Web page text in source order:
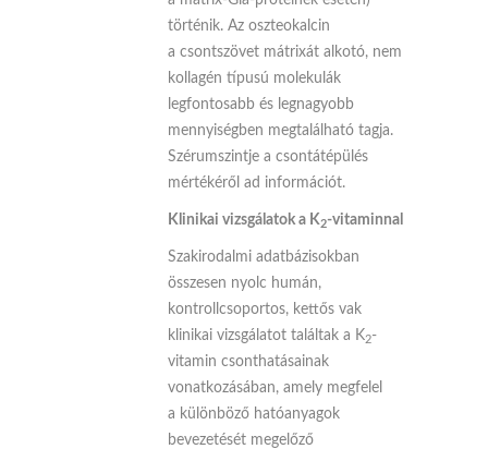
történik. Az oszteokalcin
a csontszövet mátrixát alkotó, nem
kollagén típusú molekulák
legfontosabb és legnagyobb
mennyiségben megtalálható tagja.
Szérumszintje a csontátépülés
mértékéről ad információt.
Klinikai vizsgálatok a K 2-vitaminnal
Szakirodalmi adatbázisokban
összesen nyolc humán,
kontrollcsoportos, kettős vak
klinikai vizsgálatot találtak a K 2-
vitamin csonthatásainak
vonatkozásában, amely megfelel
a különböző hatóanyagok
bevezetését megelőző